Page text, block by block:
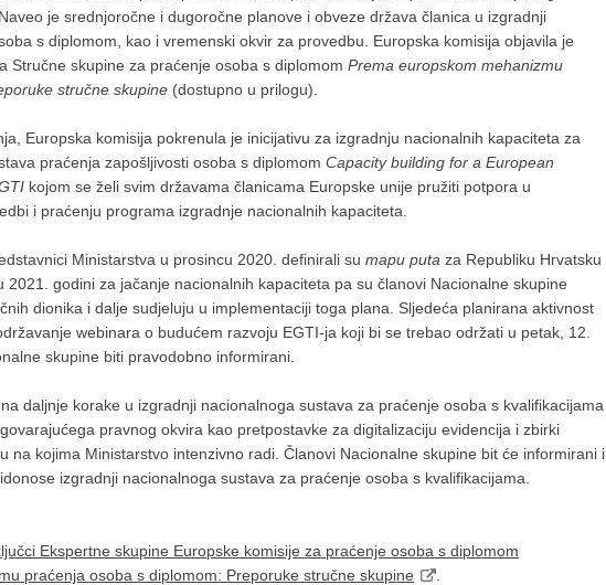
je srednjoročne i dugoročne planove i obveze država članica u izgradnji
s diplomom, kao i vremenski okvir za provedbu. Europska komisija objavila je
Stručne skupine za praćenje osoba s diplomom Prema europskom mehanizmu
stručne skupine (dostupno u prilogu).
Europska komisija pokrenula je inicijativu za izgradnju nacionalnih kapaciteta za
praćenja zapošljivosti osoba s diplomom Capacity building for a European
kojom se želi svim državama članicama Europske unije pružiti potpora u
i praćenju programa izgradnje nacionalnih kapaciteta.
Ministarstva u prosincu 2020. definirali su mapu puta za Republiku Hrvatsku
2021. godini za jačanje nacionalnih kapaciteta pa su članovi Nacionalne skupine
dionika i dalje sudjeluju u implementaciji toga plana. Sljedeća planirana aktivnost
webinara o budućem razvoju EGTI-ja koji bi se trebao održati u petak, 12.
skupine biti pravodobno informirani.
daljnje korake u izgradnji nacionalnoga sustava za praćenje osoba s kvalifikacijama
pravnog okvira kao pretpostavke za digitalizaciju evidencija i zbirki
na kojima Ministarstvo intenzivno radi. Članovi Nacionalne skupine bit će informirani i
izgradnji nacionalnoga sustava za praćenje osoba s kvalifikacijama.
Ekspertne skupine Europske komisije za praćenje osoba s diplomom
praćenja osoba s diplomom: Preporuke stručne skupine